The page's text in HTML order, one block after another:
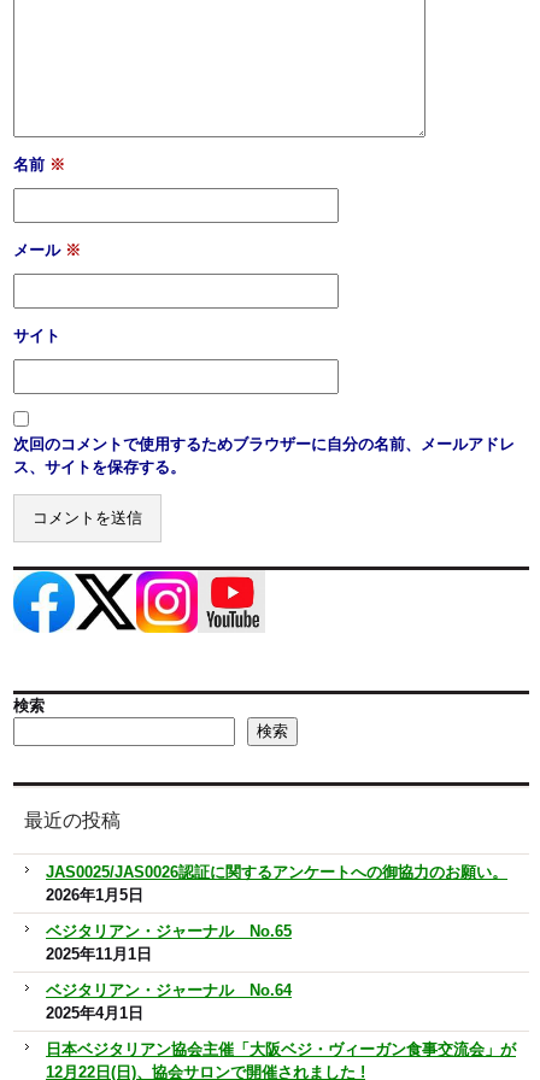
名前 ※
メール ※
サイト
次回のコメントで使用するためブラウザーに自分の名前、メールアドレ
ス、サイトを保存する。
検索
検索
最近の投稿
JAS0025/JAS0026認証に関するアンケートへの御協力のお願い。
2026年1月5日
ベジタリアン・ジャーナル No.65
2025年11月1日
ベジタリアン・ジャーナル No.64
2025年4月1日
日本ベジタリアン協会主催「大阪ベジ・ヴィーガン食事交流会」が
12月22日(日)、協会サロンで開催されました !